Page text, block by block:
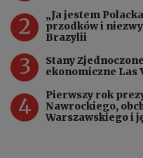
2
„Ja jestem
przodków i
Brazylii
3
Stany
ekonomiczne Las
4
Pierwszy rok
Nawrockiego,
Warszawskiego i